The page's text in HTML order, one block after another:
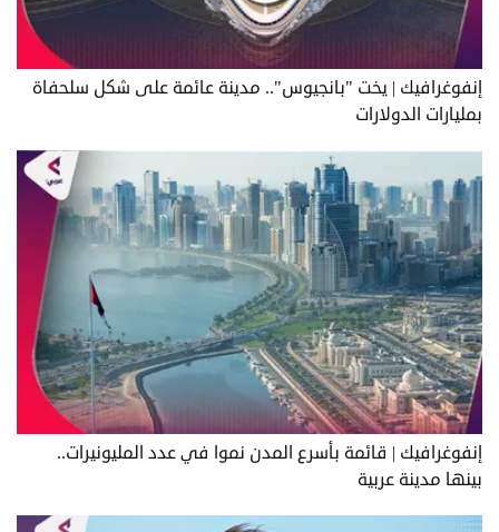
إنفوغرافيك | يخت "بانجيوس".. مدينة عائمة على شكل سلحفاة
بمليارات الدولارات
إنفوغرافيك | قائمة بأسرع المدن نموا في عدد المليونيرات..
بينها مدينة عربية